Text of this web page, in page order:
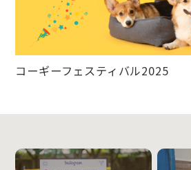
コーギーフェスティバル2025